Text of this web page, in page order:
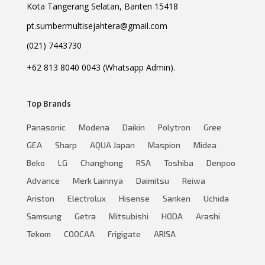
Kota Tangerang Selatan, Banten 15418
pt.sumbermultisejahtera@gmail.com
(021) 7443730
+62 813 8040 0043 (Whatsapp Admin).
Top Brands
Panasonic Modena Daikin Polytron
Gree
GEA
Sharp AQUA Japan Maspion
Midea
Beko
LG Changhong RSA Toshiba
Denpoo
Advance
Merk Lainnya Daimitsu
Reiwa
Ariston
Electrolux Hisense Sanken
Uchida
Samsung
Getra Mitsubishi HODA
Arashi
Tekom
COOCAA Frigigate ARISA